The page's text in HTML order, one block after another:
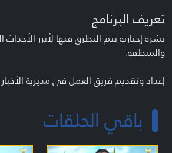
تعريف البرنامج
نشرة إخبارية يتم التطرق فيها لأبرز
والمنطقة.
إعداد وتقديم فريق العمل في مديرية
باقي الحلقات